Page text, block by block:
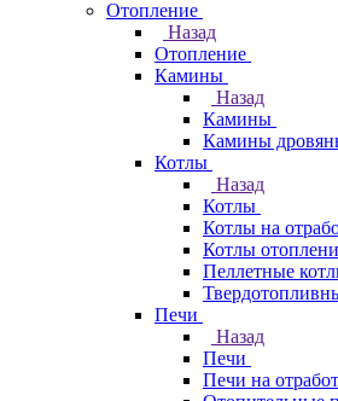
Отопление
Назад
Отопление
Камины
Назад
Камины
Камины
Котлы
Назад
Котлы
Котлы на
Котлы
Пеллетные
Печи
Назад
Печи
Печи на